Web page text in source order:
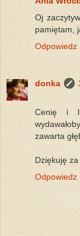
Oj
pamiętam,
Odpowiedz
donka
Cenię i
zawarta
Dziękuję
Odpowiedz